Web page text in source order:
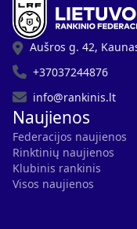
Aušros g. 42,
+37037244876
info@rankinis.lt
Naujienos
Federacijos naujienos
Rinktinių naujienos
Klubinis rankinis
Visos naujienos